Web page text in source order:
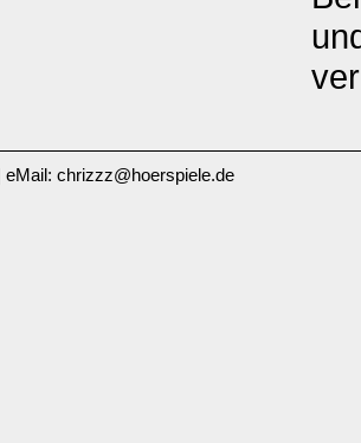
| eMail: chrizzz@hoerspiele.de